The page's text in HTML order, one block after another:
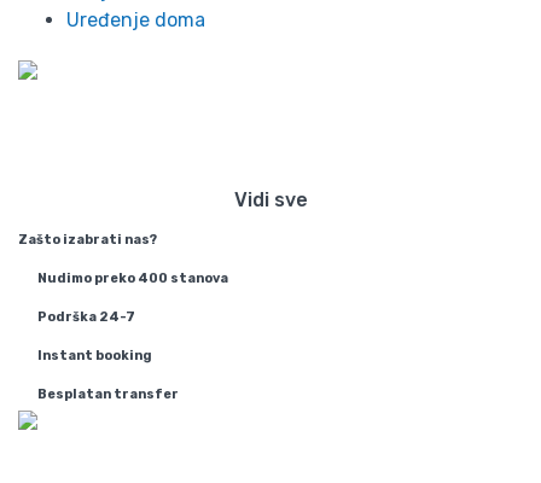
Uređenje doma
Vidi sve
Zašto izabrati nas?
Nudimo preko 400 stanova
Podrška 24-7
Instant booking
Besplatan transfer